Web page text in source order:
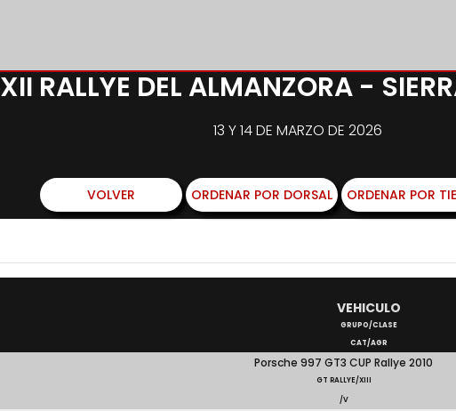
XII RALLYE DEL ALMANZORA -
13 Y 14 DE MARZO DE 2026
VOLVER ORDENAR POR DORSAL ORDENAR POR
VEHICULO
GRUPO/CLASE
CAT/AGR
Porsche 997 GT3 CUP Rallye 2010
GT RALLYE/XIII
/V